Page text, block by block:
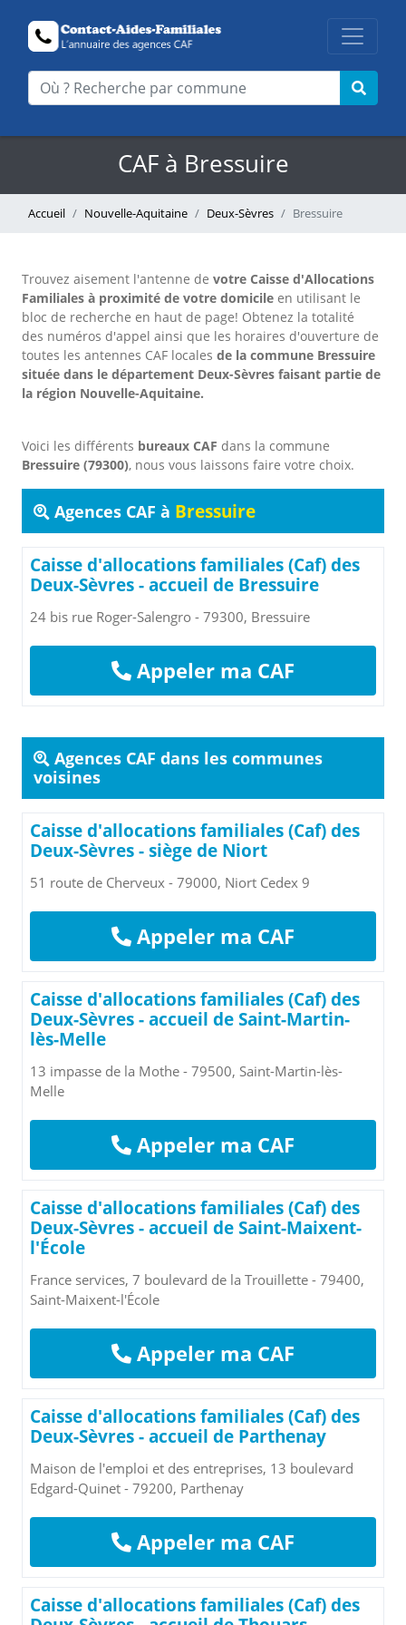
CAF à Bressuire
Accueil Nouvelle-Aquitaine Deux-Sèvres Bressuire
Trouvez aisement l'antenne de votre Caisse d'Allocations
Familiales à proximité de votre domicile en utilisant le
bloc de recherche en haut de page! Obtenez la totalité
des numéros d'appel ainsi que les horaires d'ouverture de
toutes les antennes CAF locales de la commune Bressuire
située dans le département Deux-Sèvres faisant partie de
la région Nouvelle-Aquitaine.
Voici les différents bureaux CAF dans la commune
Bressuire (79300), nous vous laissons faire votre choix.
Agences CAF à Bressuire
Caisse d'allocations familiales (Caf) des
Deux-Sèvres - accueil de Bressuire
24 bis rue Roger-Salengro - 79300, Bressuire
Appeler ma CAF
Agences CAF dans les communes
voisines
Caisse d'allocations familiales (Caf) des
Deux-Sèvres - siège de Niort
51 route de Cherveux - 79000, Niort Cedex 9
Appeler ma CAF
Caisse d'allocations familiales (Caf) des
Deux-Sèvres - accueil de Saint-Martin-
lès-Melle
13 impasse de la Mothe - 79500, Saint-Martin-lès-
Melle
Appeler ma CAF
Caisse d'allocations familiales (Caf) des
Deux-Sèvres - accueil de Saint-Maixent-
l'École
France services, 7 boulevard de la Trouillette - 79400,
Saint-Maixent-l'École
Appeler ma CAF
Caisse d'allocations familiales (Caf) des
Deux-Sèvres - accueil de Parthenay
Maison de l'emploi et des entreprises, 13 boulevard
Edgard-Quinet - 79200, Parthenay
Appeler ma CAF
Caisse d'allocations familiales (Caf) des